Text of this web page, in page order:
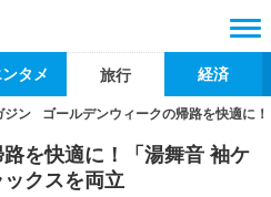
タメ 旅行 経済
ジン ゴールデンウィークの帰路を快適に
を快適に！「湯舞音 袖ケ
クスを両立